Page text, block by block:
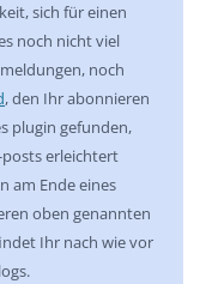
sich für einen
noch nicht viel
noch
, den Ihr abonnieren
plugin gefunden,
posts erleichtert
am Ende eines
oben genannten
Ihr nach wie vor